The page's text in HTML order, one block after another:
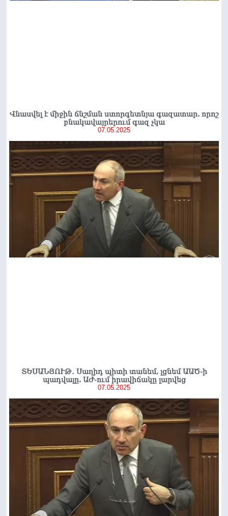
Վնասվել է միջին ճնշման ստորգետնյա գազատար. որոշ
բնակավայրերում գազ չկա
07.05.2025
ՏԵՍԱՆՅՈՒԹ․ Սաղիդ պիտի տանեմ, լցնեմ ԱԱԾ-ի
պադվալը. ԱԺ-ում իրավիճակը լարվեց
07.05.2025